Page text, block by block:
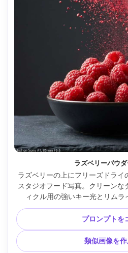
ラズベリーパウ
ラズベリーの上にフリーズドライ
スタジオフード写真。クリーンな
ィクル用の強いキー光とリムラ
85mmレンズ、f/5.6、高速シャッ
マチックな商用スタ
プロンプトを
類似画像を